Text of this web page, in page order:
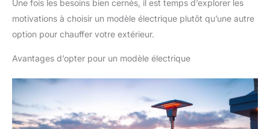
Une fois les besoins bien cernés, il est temps d’explorer les
motivations à choisir un modèle électrique plutôt qu’une autre
option pour chauffer votre extérieur.
Avantages d’opter pour un modèle électrique